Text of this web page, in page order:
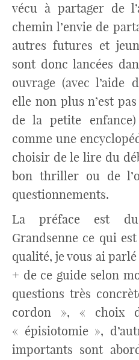
vécu à partager de
chemin l’envie de
autres futures et
sont donc lancées
ouvrage (avec l’aide
elle non plus n’est
de la petite
comme une
choisir de le lire du
bon thriller ou de
questionnements.
La préface est
Grandsenne ce qui
qualité, je vous ai
+ de ce guide selon
questions très
cordon », « choix
« épisiotomie »,
importants sont